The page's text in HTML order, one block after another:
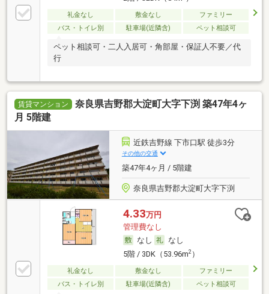
礼金なし 敷金なし
ファミリー
バス・トイレ別
駐車場(近隣含) ペット相談可
ペット相談可・二人入居可・角部屋・保証人不要／代
行
賃貸マンション
奈良県吉野郡大淀町大字下渕 築47年4ヶ
月 5階建
近鉄吉野線 下市口駅 徒歩3分
その他の交通
築47年4ヶ月 / 5階建
奈良県吉野郡大淀町大字下渕
4.33万円
管理費なし
なし
なし
5階 / 3DK（53.96m2）
礼金なし 敷金なし
ファミリー
バス・トイレ別
駐車場(近隣含) ペット相談可